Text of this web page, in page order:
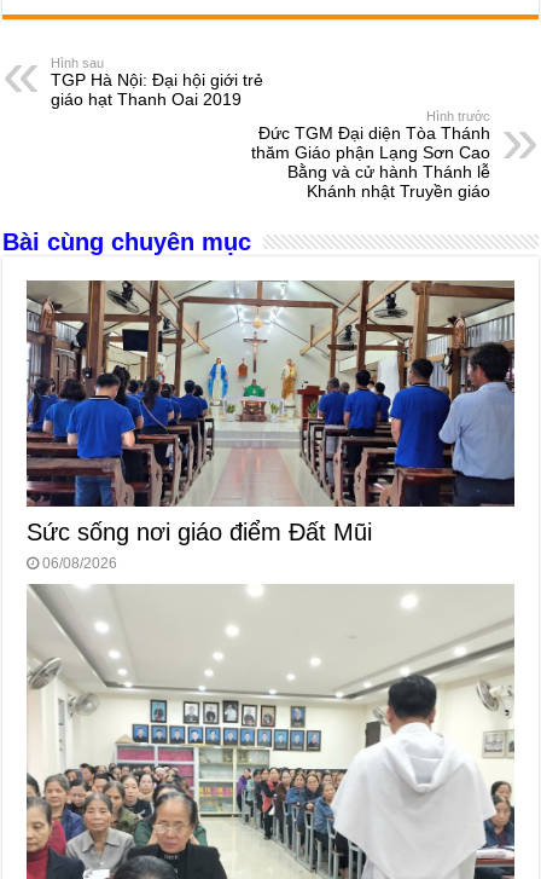
c
e
b
ss
e
n
at
s
A
e
s
er ail ar
Hình sau
TGP Hà Nội: Đại hội giới trẻ
giáo hạt Thanh Oai 2019
Hình trước
Đức TGM Đại diện Tòa Thánh
thăm Giáo phận Lạng Sơn Cao
Bằng và cử hành Thánh lễ
Khánh nhật Truyền giáo
Bài cùng chuyên mục
Sức sống nơi giáo điểm Đất Mũi
06/08/2026